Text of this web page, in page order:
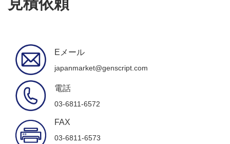
見積依頼
Eメール
japanmarket@genscript.com
電話
03-6811-6572
FAX
03-6811-6573